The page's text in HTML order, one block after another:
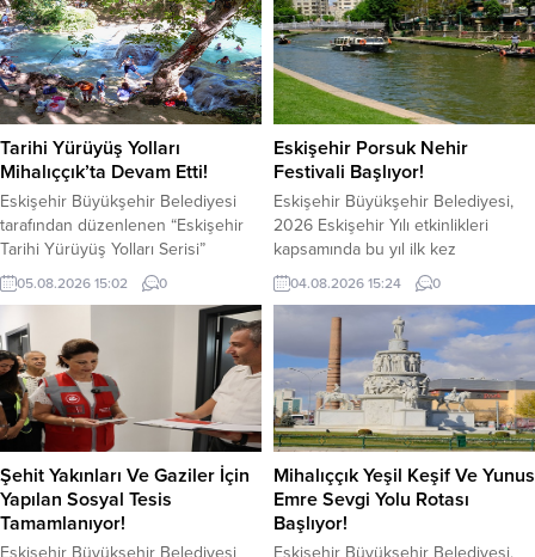
Tarihi Yürüyüş Yolları
Mihalıççık’ta Devam Etti!
Eskişehir Büyükşehir Belediyesi
tarafından düzenlenen “Eskişehir
Tarihi Yürüyüş Yolları Serisi”
kapsamında gerçekleştirilen
üçüncü rota, doğa, tarih, kültür ve
inancı aynı yürüyüşte buluşturdu.
Mihalıççık’ta düzenlenen Yeşil Keşif
ve Yunus Emre Sevgi Yolu Rotası,
yoğun katılımla gerçekleştirilirken,
katılımcılar ilçenin doğal
güzelliklerini keşfetmenin yanı sıra
Yunus Emre’nin manevi mirasını da
yakından tanıma fırsatı...
05.08.2026 15:02 0
Eskişehir Porsuk Nehir
Festivali Başlıyor!
Eskişehir Büyükşehir Belediyesi,
2026 Eskişehir Yılı etkinlikleri
kapsamında bu yıl ilk kez
düzenleyeceği Uluslararası
Eskişehir Porsuk Nehir Festivali
için hazırlıklarını tamamlıyor. 2-6
Eylül tarihleri arasında
gerçekleştirilecek festival, beş gün
boyunca kenti sanat, kültür ve
müzikle buluşturacak. Festival
kapsamında Porsuk Bulvarı Adalar
bölgesi, Kentpark, Sümerpark ve
İskele26 başta olmak üzere
kentin...
04.08.2026 15:24 0
Şehit Yakınları Ve Gaziler İçin
Yapılan Sosyal Tesis
Tamamlanıyor!
Eskişehir Büyükşehir Belediyesi
Mihalıççık Yeşil Keşif Ve Yunus
Emre Sevgi Yolu Rotası
Başlıyor!
Eskişehir Büyükşehir Belediyesi,